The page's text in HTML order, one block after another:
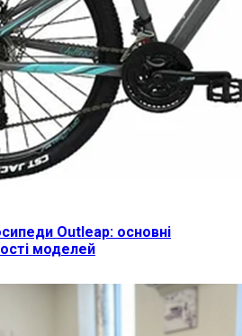
Outleap: основні
моделей